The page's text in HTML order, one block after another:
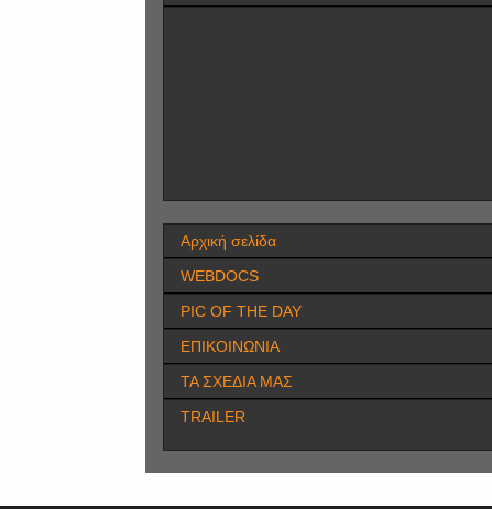
Αρχική σελίδα
WEBDOCS
PIC OF THE DAY
ΕΠΙΚΟΙΝΩΝΙΑ
ΤΑ ΣΧΕΔΙΑ ΜΑΣ
TRAILER